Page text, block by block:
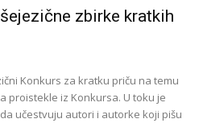
zbirke kratkih
Konkurs za kratku priču na temu
proistekle iz Konkursa. U toku je
učestvuju autori i autorke koji pišu